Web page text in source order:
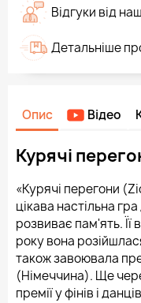
Відгуки від
Детальніше
Опис Відео
Курячі
«Курячі перегони
цікава настільна
розвиває пам'ять. Її
року вона
також завоювала
(Німеччина). Ще
премії у фінів і